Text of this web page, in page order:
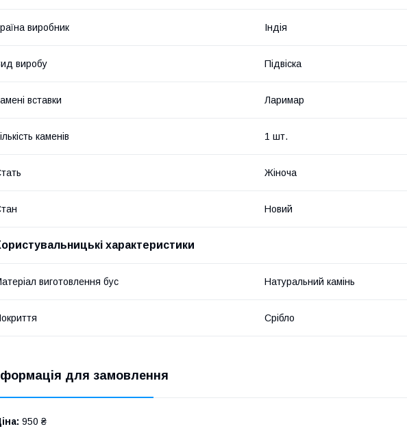
виробник Індія
виробу Підвіска
вставки Ларимар
каменів 1 шт.
Жіноча
Новий
характеристики
виготовлення бус Натуральний камінь
Срібло
для замовлення
950 ₴